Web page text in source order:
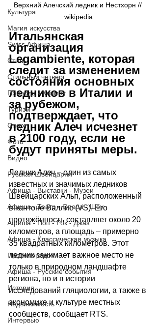
Культура
Магия искусства
Swiss Афиша
Стиль
Стильный четверг
Природа - Климат
Туризм
Спорт
Фото
Видео
Русская Швейцария
Афиша - Выставки - Музеи
Афиша - Театр - Опера - Шоу
Афиша - Поп - Рок - Джаз
Афиша - Классическая музыка
Правопорядок
Афиша - Русские события
История
Недвижимость
Интервью
Верхний Алечский ледник и Нестхорн //
wikipedia
Итальянская
организация
Legambiente, которая
следит за изменением
состояния основных
ледников в Италии и
за рубежом,
подтверждает, что
ледник Алеч исчезнет
в 2100 году, если не
будут приняты меры.
Ледник Алеч – один из самых
известных и значимых ледников
Швейцарских Альп, расположенный
в кантоне Валлис (VS). Его
протяжённость составляет около 20
километров, а площадь – примерно
35 квадратных километров. Этот
ледник занимает важное место не
только в природном ландшафте
региона, но и в истории
исследований гляциологии, а также в
экономике и культуре местных
сообществ, сообщает RTS.